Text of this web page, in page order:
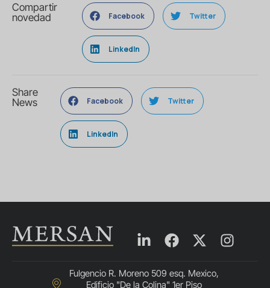
Compartir
novedad
Facebook Twitter
LinkedIn
Share
News
Facebook Twitter
LinkedIn
Fulgencio R. Moreno 509 esq. Mexico,
Edificio "De la Colina" 1er Piso